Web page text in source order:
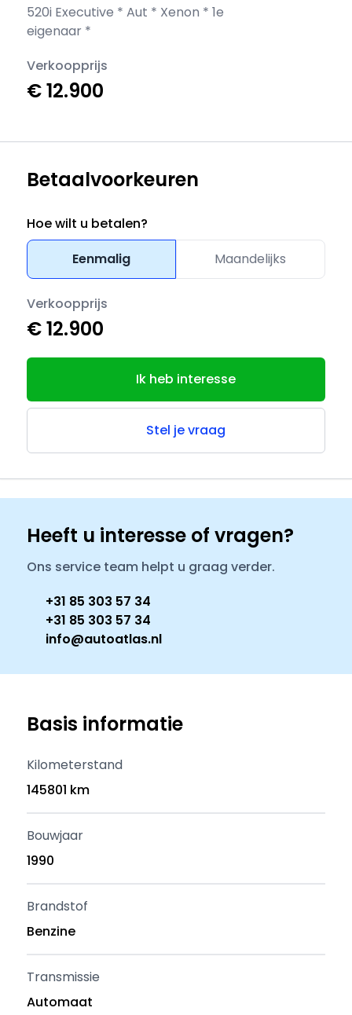
520i Executive * Aut * Xenon * 1e
eigenaar *
Verkoopprijs
€ 12.900
Betaalvoorkeuren
Hoe wilt u betalen?
Eenmalig
Maandelijks
Verkoopprijs
€ 12.900
Ik heb interesse
Stel je vraag
Heeft u interesse of vragen?
Ons service team helpt u graag verder.
+31 85 303 57 34
+31 85 303 57 34
info@autoatlas.nl
Basis informatie
Kilometerstand
145801 km
Bouwjaar
1990
Brandstof
Benzine
Transmissie
Automaat